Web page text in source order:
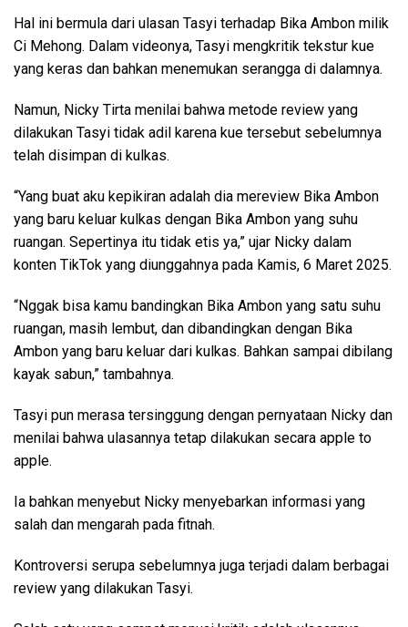
Hal ini bermula dari ulasan Tasyi terhadap Bika Ambon milik
Ci Mehong. Dalam videonya, Tasyi mengkritik tekstur kue
yang keras dan bahkan menemukan serangga di dalamnya.
Namun, Nicky Tirta menilai bahwa metode review yang
dilakukan Tasyi tidak adil karena kue tersebut sebelumnya
telah disimpan di kulkas.
“Yang buat aku kepikiran adalah dia mereview Bika Ambon
yang baru keluar kulkas dengan Bika Ambon yang suhu
ruangan. Sepertinya itu tidak etis ya,” ujar Nicky dalam
konten TikTok yang diunggahnya pada Kamis, 6 Maret 2025.
“Nggak bisa kamu bandingkan Bika Ambon yang satu suhu
ruangan, masih lembut, dan dibandingkan dengan Bika
Ambon yang baru keluar dari kulkas. Bahkan sampai dibilang
kayak sabun,” tambahnya.
Tasyi pun merasa tersinggung dengan pernyataan Nicky dan
menilai bahwa ulasannya tetap dilakukan secara apple to
apple.
Ia bahkan menyebut Nicky menyebarkan informasi yang
salah dan mengarah pada fitnah.
Kontroversi serupa sebelumnya juga terjadi dalam berbagai
review yang dilakukan Tasyi.